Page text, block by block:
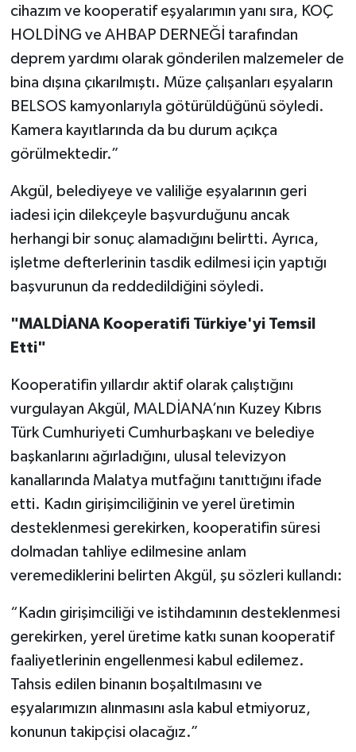
cihazım ve kooperatif eşyalarımın yanı sıra, KOÇ
HOLDİNG ve AHBAP DERNEĞİ tarafından
deprem yardımı olarak gönderilen malzemeler de
bina dışına çıkarılmıştı. Müze çalışanları eşyaların
BELSOS kamyonlarıyla götürüldüğünü söyledi.
Kamera kayıtlarında da bu durum açıkça
görülmektedir.”
Akgül, belediyeye ve valiliğe eşyalarının geri
iadesi için dilekçeyle başvurduğunu ancak
herhangi bir sonuç alamadığını belirtti. Ayrıca,
işletme defterlerinin tasdik edilmesi için yaptığı
başvurunun da reddedildiğini söyledi.
"MALDİANA Kooperatifi Türkiye'yi Temsil
Etti"
Kooperatifin yıllardır aktif olarak çalıştığını
vurgulayan Akgül, MALDİANA’nın Kuzey Kıbrıs
Türk Cumhuriyeti Cumhurbaşkanı ve belediye
başkanlarını ağırladığını, ulusal televizyon
kanallarında Malatya mutfağını tanıttığını ifade
etti. Kadın girişimciliğinin ve yerel üretimin
desteklenmesi gerekirken, kooperatifin süresi
dolmadan tahliye edilmesine anlam
veremediklerini belirten Akgül, şu sözleri kullandı:
“Kadın girişimciliği ve istihdamının desteklenmesi
gerekirken, yerel üretime katkı sunan kooperatif
faaliyetlerinin engellenmesi kabul edilemez.
Tahsis edilen binanın boşaltılmasını ve
eşyalarımızın alınmasını asla kabul etmiyoruz,
konunun takipçisi olacağız.”